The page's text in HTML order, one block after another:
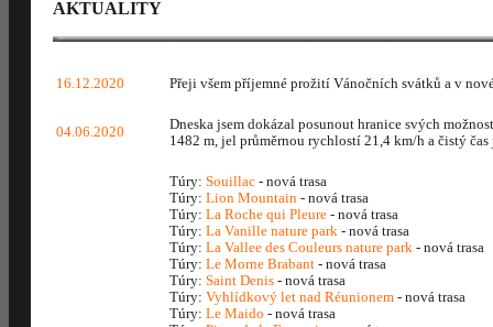
AKTUALITY
16.12.2020 Přeji všem příjemné prožití Vánočních svátků a v
04.06.2020
Dneska jsem dokázal posunout hranice svých
1482 m, jel průměrnou rychlostí 21,4 km/h a čistý
Túry: Souillac - nová trasa
Túry: Lion Mountain - nová trasa
Túry: La Roche qui Pleure - nová trasa
Túry: La Vanille nature park - nová trasa
Túry: La Vallee des Couleurs nature park - nová trasa
Túry: Le Morne Brabant - nová trasa
Túry: Saint Denis - nová trasa
Túry: Vyhlídkový let nad Réunionem - nová trasa
Túry: Le Maido - nová trasa